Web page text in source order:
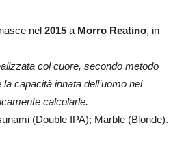
nel 2015 a Morro Reatino, in
col cuore, secondo metodo
capacità innata dell’uomo nel
calcolarle.
(Double IPA); Marble (Blonde).